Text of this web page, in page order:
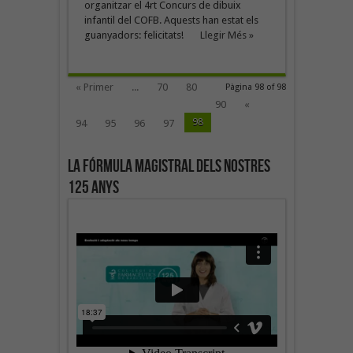
organitzar el 4rt Concurs de dibuix
infantil del COFB. Aquests han estat els
guanyadors: felicitats! Llegir Més »
Pàgina 98 of 98
« Primer ... 70
80
90
«
94
95 96 97 98
La fórmula magistral dels nostres
125 anys